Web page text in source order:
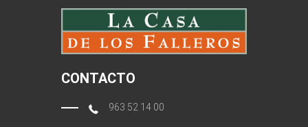
CONTACTO
963 52 14 00